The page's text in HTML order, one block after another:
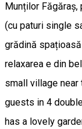
Munților
(cu paturi single
grădină
relaxarea e din
small village near
guests in 4
has a lovely